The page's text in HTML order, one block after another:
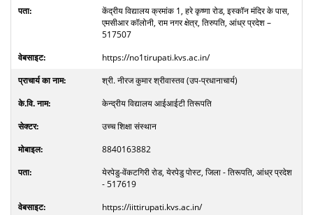
केंद्रीय विद्यालय क्रमांक 1, हरे कृष्णा रोड, इस्कॉन मंदिर के पास,
एमसीआर कॉलोनी, राम नगर क्षेत्र, तिरुपति, आंध्र प्रदेश –
517507
https://no1tirupati.kvs.ac.in/
श्री. नीरज कुमार श्रीवास्तव (उप-प्रधानाचार्य)
केन्द्रीय विद्यालय आईआईटी तिरूपति
उच्च शिक्षा संस्थान
8840163882
येरपेडु-वेंकटगिरी रोड, येरपेडु पोस्ट, जिला - तिरूपति, आंध्र प्रदेश
- 517619
https://iittirupati.kvs.ac.in/